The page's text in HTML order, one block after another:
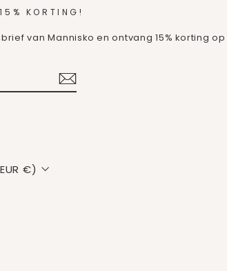
KORTING!
van Mannisko en ontvang 15% korting op
€)